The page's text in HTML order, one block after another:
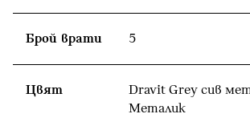
Брой врати 5
Цвят
Dravit Grey сив
Meталик